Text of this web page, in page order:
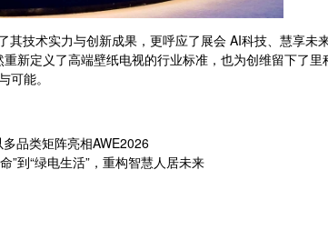
技术实力与创新成果，更呼应了展会 AI科技、慧享
新定义了高端壁纸电视的行业标准，也为创维留下了
能。
品类矩阵亮相AWE2026
”到“绿电生活”，重构智慧人居未来